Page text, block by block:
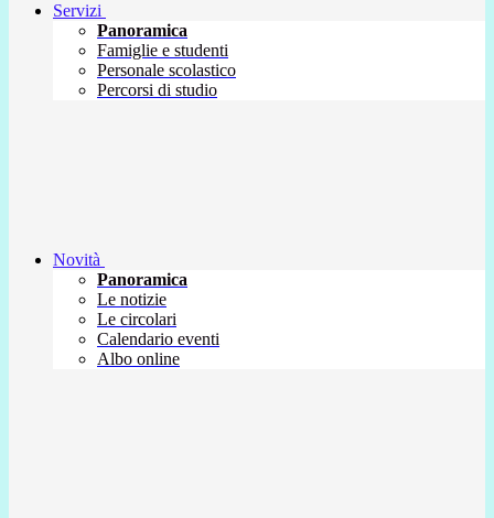
Servizi
Panoramica
Famiglie e studenti
Personale scolastico
Percorsi di studio
Novità
Panoramica
Le notizie
Le circolari
Calendario eventi
Albo online